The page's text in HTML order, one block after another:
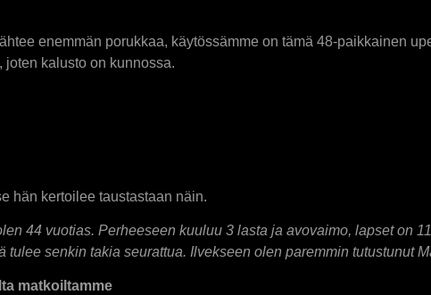
enemmän porukkaa, käytössämme on tämä 48-paikkainen
joten kalusto on kunnossa.
hän kertoilee taustastaan näin.
44 vuotias. Perheeseen kuuluu 3 lasta ja avovaimo, lapset on
senkin takia seurattua. Ilvekseen olen paremmin tutustunut
matkoiltamme